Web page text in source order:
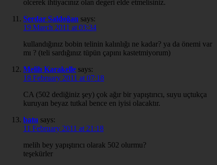
olcerek ihtiyacınız olan degeri elde etmelisiniz.
Serdar Saldoğan says:
19 March 2011 at 03:34
kullandığınız bobin telinin kalınlığı ne kadar? ya da önemi var
mı ? (teli sardığınız tüpün çapını kastetmiyorum)
Melih Karakelle says:
18 February 2011 at 07:18
CA (502 dediğiniz şey) çok ağır bir yapıştırıcı, suyu uçtukça
kuruyan beyaz tutkal bence en iyisi olacaktır.
batu says:
11 February 2011 at 21:18
melih bey yapıştırıcı olarak 502 olurmu?
teşekürler